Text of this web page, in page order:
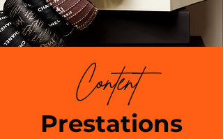
Content
Prestations